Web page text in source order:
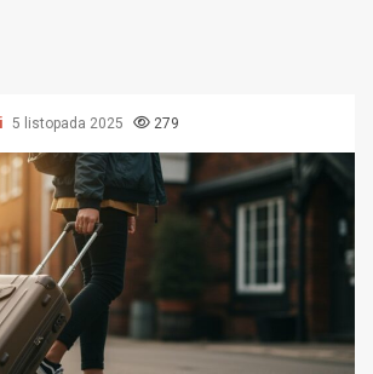
5 listopada 2025 279